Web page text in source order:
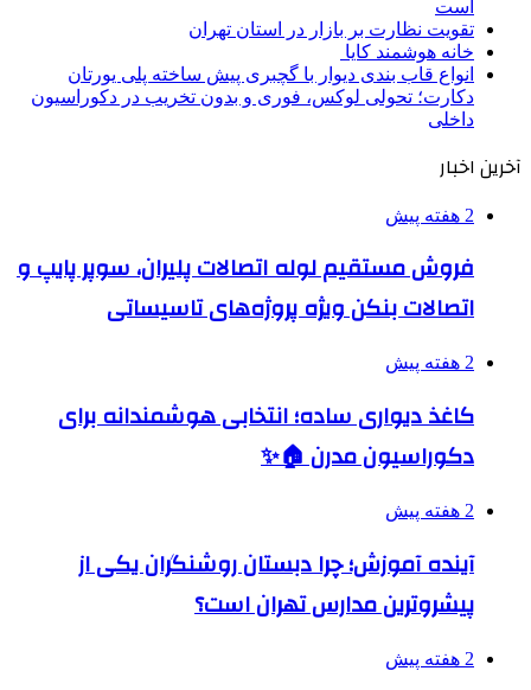
است
تقویت نظارت بر بازار در استان تهران
خانه هوشمند کایا
انواع قاب بندی دیوار با گچبری پیش ساخته پلی یورتان
دکارت؛ تحولی لوکس، فوری و بدون تخریب در دکوراسیون
داخلی
آخرین اخبار
2 هفته پیش
فروش مستقیم لوله اتصالات پلیران، سوپر پایپ و
اتصالات بنکن ویژه پروژه‌های تاسیساتی
2 هفته پیش
کاغذ دیواری ساده؛ انتخابی هوشمندانه برای
دکوراسیون مدرن 🏠✨
2 هفته پیش
آینده آموزش؛ چرا دبستان روشنگران یکی از
پیشروترین مدارس تهران است؟
2 هفته پیش